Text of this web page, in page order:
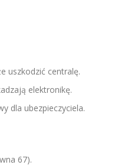
uszkodzić centralę.
elektronikę.
dla ubezpieczyciela.
67).